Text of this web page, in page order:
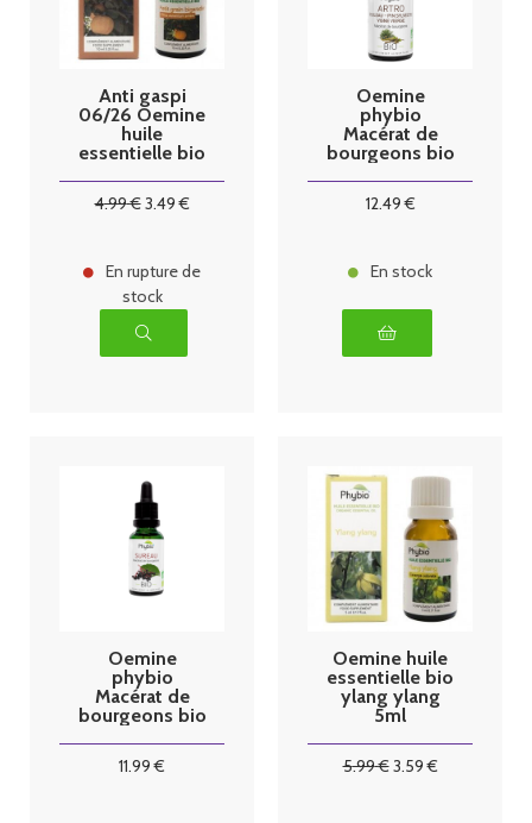
Anti gaspi
06/26 Oemine
huile
essentielle bio
10ml
4.99€3.49€
En rupture de
stock
Oemine
phybio
Macérat de
bourgeons bio
12.49€
En stock
Oemine
phybio
Macérat de
bourgeons bio
11.99 €
Oemine huile
essentielle bio
ylang ylang
5ml
5.99€3.59€